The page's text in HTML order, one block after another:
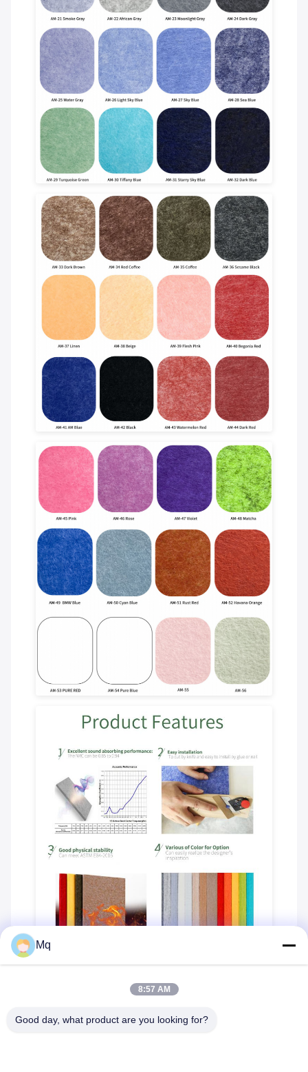
Mq
8:57 AM
Good day, what product are you looking for?